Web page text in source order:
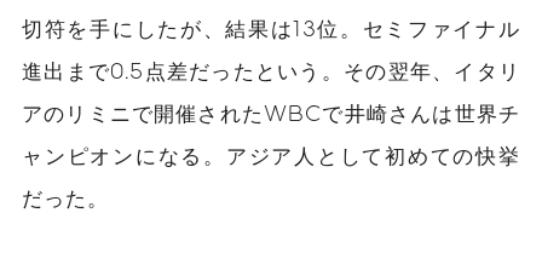
切符を手にしたが、結果は13位。セミファイナル
進出まで0.5点差だったという。その翌年、イタリ
アのリミニで開催されたWBCで井崎さんは世界チ
ャンピオンになる。アジア人として初めての快挙
だった。